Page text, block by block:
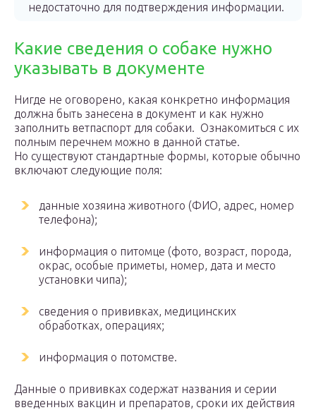
недостаточно для подтверждения информации.
Какие сведения о собаке нужно
указывать в документе
Нигде не оговорено, какая конкретно информация
должна быть занесена в документ и как нужно
заполнить ветпаспорт для собаки. Ознакомиться с их
полным перечнем можно в данной статье.
Но существуют стандартные формы, которые обычно
включают следующие поля:
данные хозяина животного (ФИО, адрес, номер
телефона);
информация о питомце (фото, возраст, порода,
окрас, особые приметы, номер, дата и место
установки чипа);
сведения о прививках, медицинских
обработках, операциях;
информация о потомстве.
Данные о прививках содержат названия и серии
введенных вакцин и препаратов, сроки их действия